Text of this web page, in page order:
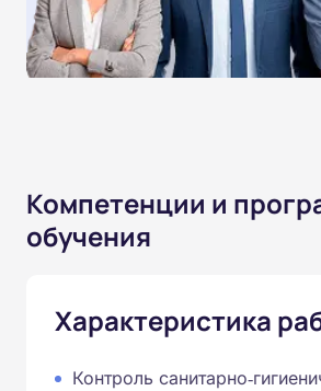
Компетенции и
обучения
Характеристика
Контроль